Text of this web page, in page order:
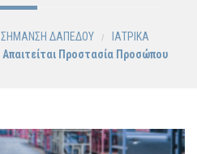
ΣΗΜΑΝΣΗ ΔΑΠΕΔΟΥ
ΙΑΤΡΙΚΑ
Απαιτείται Προστασία Προσώπου